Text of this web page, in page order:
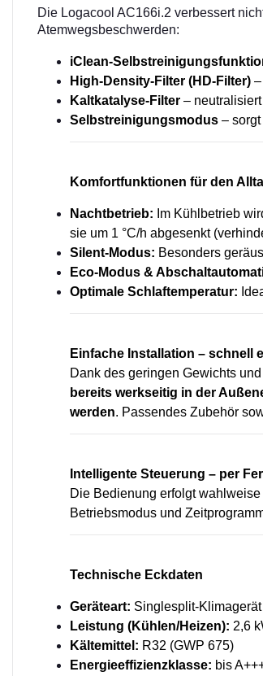
Die Logacool AC166i.2 verbessert
Atemwegsbeschwerden:
iClean-
High-Density-Filter (HD-Filter)
Kaltkatalyse-Filter –
Selbstreinigungsmodus –
Komfortfunktionen für den
Nachtbetrieb: Im Kühlbetrieb
sie um 1 °C/h abgesenkt
Silent-Modus: Besonders
Eco-Modus &
Optimale Schlaftemperatur:
Einfache Installation – schnell
Dank des geringen Gewichts
bereits werkseitig in der
werden. Passendes Zubehör
Intelligente Steuerung – per
Die Bedienung erfolgt
Betriebsmodus und
Technische Eckdaten
Geräteart: Singlesplit-
Leistung (Kühlen/Heizen): 2,6
Kältemittel: R32 (GWP 675)
Energieeffizienzklasse: bis